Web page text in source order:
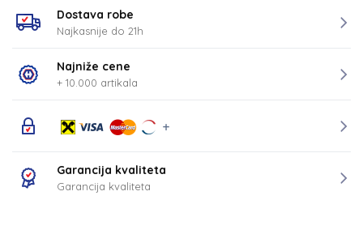
Dostava robe
Najkasnije do 21h
Najniže cene
+ 10.000 artikala
Garancija kvaliteta
Garancija kvaliteta